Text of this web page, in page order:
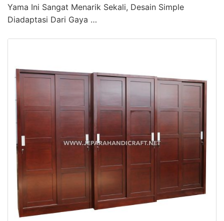
Yama Ini Sangat Menarik Sekali, Desain Simple
Diadaptasi Dari Gaya …